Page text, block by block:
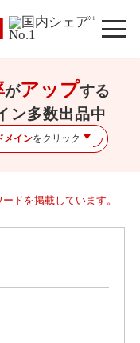
※1
がアップする
ン多数出品中
メインをクリック
ドを掲載しています。